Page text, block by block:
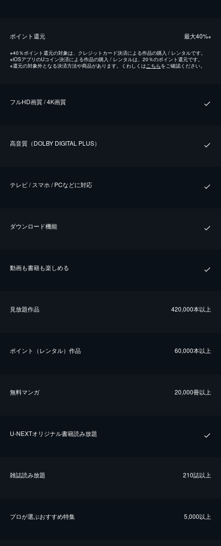
ポイント還元 最⼤40%※
※40％ポイント還元の対象は、クレジットカード決済による作品の購入 / レンタルです。
※iOSアプリのUコイン決済による作品の購入 / レンタルは、20％のポイント還元です。
※還元の対象外となる決済方法や商品があります。くわしくはこちらをご確認ください。
フルHD画質 / 4K画質
⾼⾳質（DOLBY DIGITAL PLUS）
テレビ / スマホ / PCなどに対応
ダウンロード機能
動画も書籍も楽しめる
⾒放題作品 420,000本以上
ポイント（レンタル）作品 60,000本以上
無料マンガ 20,000冊以上
U-NEXTオリジナル書籍読み放題
雑誌読み放題 210誌以上
プロが選ぶおすすめ特集 5,000以上